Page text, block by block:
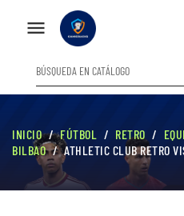

INICIO FÚTBOL RETRO
BILBAO
ATHLETIC CLUB RETRO